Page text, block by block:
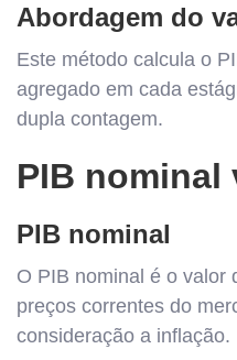
Abordagem do
Este método calcula o
agregado em cada
dupla contagem.
PIB nominal
PIB nominal
O PIB nominal é o valor
preços correntes do
consideração a inflação.